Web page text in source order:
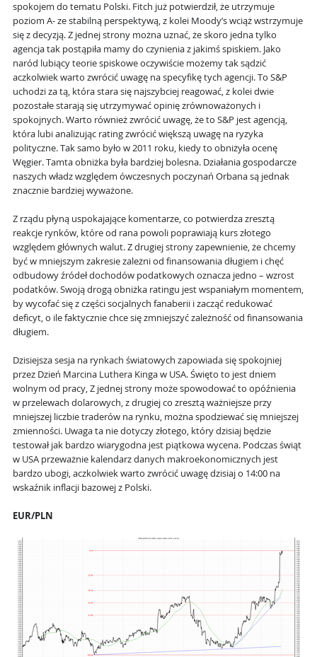
spokojem do tematu Polski. Fitch już potwierdził, że utrzymuje
poziom A- ze stabilną perspektywą, z kolei Moody’s wciąż wstrzymuje
się z decyzją. Z jednej strony można uznać, że skoro jedna tylko
agencja tak postąpiła mamy do czynienia z jakimś spiskiem. Jako
naród lubiący teorie spiskowe oczywiście możemy tak sądzić
aczkolwiek warto zwrócić uwagę na specyfikę tych agencji. To S&P
uchodzi za tą, która stara się najszybciej reagować, z kolei dwie
pozostałe starają się utrzymywać opinię zrównoważonych i
spokojnych. Warto również zwrócić uwagę, że to S&P jest agencją,
która lubi analizując rating zwrócić większą uwagę na ryzyka
polityczne. Tak samo było w 2011 roku, kiedy to obniżyła ocenę
Węgier. Tamta obniżka była bardziej bolesna. Działania gospodarcze
naszych władz względem ówczesnych poczynań Orbana są jednak
znacznie bardziej wyważone.
Z rządu płyną uspokajające komentarze, co potwierdza zresztą
reakcje rynków, które od rana powoli poprawiają kurs złotego
względem głównych walut. Z drugiej strony zapewnienie, że chcemy
być w mniejszym zakresie zależni od finansowania długiem i chęć
odbudowy źródeł dochodów podatkowych oznacza jedno – wzrost
podatków. Swoją drogą obniżka ratingu jest wspaniałym momentem,
by wycofać się z części socjalnych fanaberii i zacząć redukować
deficyt, o ile faktycznie chce się zmniejszyć zależność od finansowania
długiem.
Dzisiejsza sesja na rynkach światowych zapowiada się spokojniej
przez Dzień Marcina Luthera Kinga w USA. Święto to jest dniem
wolnym od pracy, Z jednej strony może spowodować to opóźnienia
w przelewach dolarowych, z drugiej co zresztą ważniejsze przy
mniejszej liczbie traderów na rynku, można spodziewać się mniejszej
zmienności. Uwaga ta nie dotyczy złotego, który dzisiaj będzie
testował jak bardzo wiarygodna jest piątkowa wycena. Podczas świąt
w USA przeważnie kalendarz danych makroekonomicznych jest
bardzo ubogi, aczkolwiek warto zwrócić uwagę dzisiaj o 14:00 na
wskaźnik inflacji bazowej z Polski.
EUR/PLN